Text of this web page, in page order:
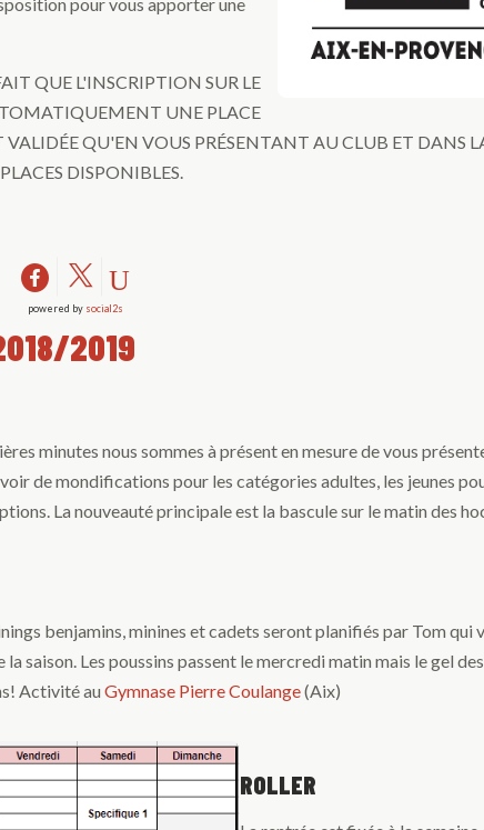
QUE L'INSCRIPTION SUR LE
UNE PLACE
QU'EN VOUS PRÉSENTANT AU CLUB ET DANS
DISPONIBLES.
powered by social2s
2019
minutes nous sommes à présent en mesure de vous
de mondifications pour les catégories adultes, les jeunes
La nouveauté principale est la bascule sur le matin des
benjamins, minines et cadets seront planifiés par Tom qui
saison. Les poussins passent le mercredi matin mais le gel des
Activité au Gymnase Pierre Coulange(Aix)
ROLLER